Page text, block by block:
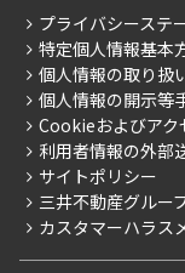
こだわりから探す
こだわり一覧
プレミアムマンシ
新築
当社限定（港区・
当社限定（港区
三井不動産企画
ご入居・提携サー
お部屋探しから
よくあるご質問
社宅紹介
【仲介会社様向け
会社情報
事業案内
採用情報
ニュースリリース
お問い合わせ
プライバシーステ
特定個人情報基本
個人情報の取り扱
個人情報の開示等
Cookieおよびアク
利用者情報の外部
サイトポリシー
三井不動産グルー
カスタマーハラス